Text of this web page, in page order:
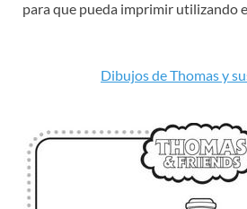
para que pueda imprimir utilizando
Dibujos de Thomas y